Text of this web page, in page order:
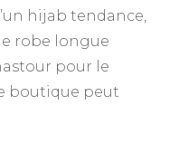
hijab tendance,
robe longue
pour le
boutique peut